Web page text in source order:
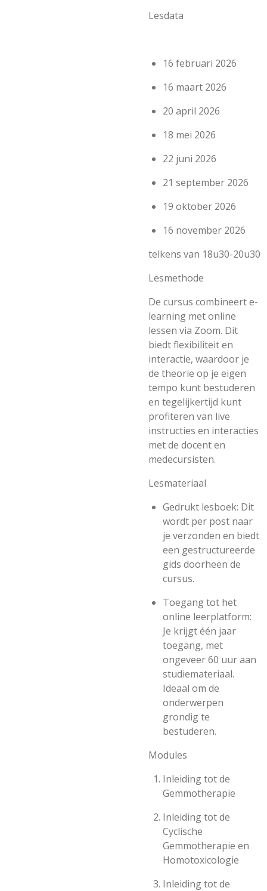
Lesdata
16 februari 2026
16 maart 2026
20 april 2026
18 mei 2026
22 juni 2026
21 september 2026
19 oktober 2026
16 november 2026
telkens van 18u30-20u30
Lesmethode
De cursus combineerte-
learning metonline
lessen via Zoom. Dit
biedt flexibiliteit en
interactie, waardoor je
de theorie op je eigen
tempo kunt bestuderen
en tegelijkertijd kunt
profiteren van live
instructies en interacties
met de docent en
medecursisten.
Lesmateriaal
Gedrukt lesboek: Dit
wordt per post naar
je verzonden en biedt
een gestructureerde
gids doorheen de
cursus.
Toegang tot het
online leerplatform:
Je krijgt één jaar
toegang, met
ongeveer 60 uur aan
studiemateriaal.
Ideaal om de
onderwerpen
grondig te
bestuderen.
Modules
Inleiding tot de
Gemmotherapie
Inleiding tot de
Cyclische
Gemmotherapie en
Homotoxicologie
Inleiding tot de